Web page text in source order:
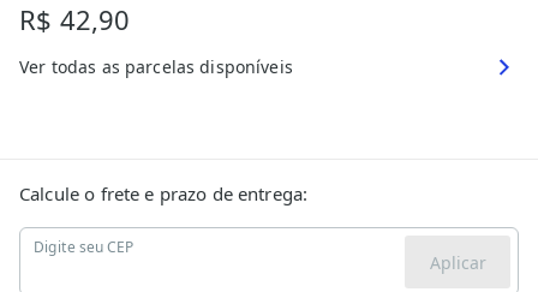
R$ 42,90
Ver todas as parcelas disponíveis
Calcule o frete e prazo de entrega:
Digite seu CEP
Aplicar